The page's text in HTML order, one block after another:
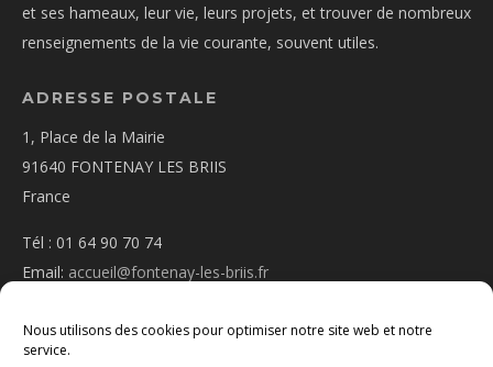
Nous utilisons des cookies pour optimiser notre site web et notre
service.
et ses hameaux, leur vie, leurs projets, et trouver de nombreux
renseignements de la vie courante, souvent utiles.
ADRESSE POSTALE
1, Place de la Mairie
91640 FONTENAY LES BRIIS
France
Tél : 01 64 90 70 74
Email: accueil@fontenay-les-briis.fr